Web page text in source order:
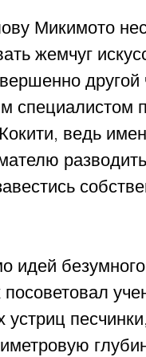
Микимото
жемчуг
специалистом
ведь
идей